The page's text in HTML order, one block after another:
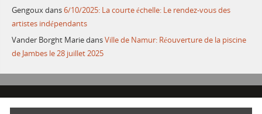
Gengouxdans6/10/2025: La courte échelle: Le rendez-vous des
artistes indépendants
Vander Borght MariedansVille de Namur: Réouverture de la piscine
de Jambes le 28 juillet 2025